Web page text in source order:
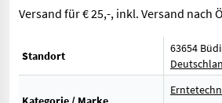
Versand für € 25,-, inkl. Versand nach
Standort
63654